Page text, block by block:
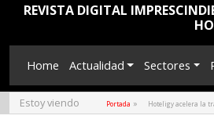
REVISTA DIGITAL
Home Actualidad Sectores
Estoy viendo Portada » Hoteligy acelera la